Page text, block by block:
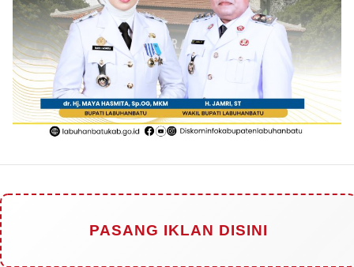
PASANG IKLAN DISINI